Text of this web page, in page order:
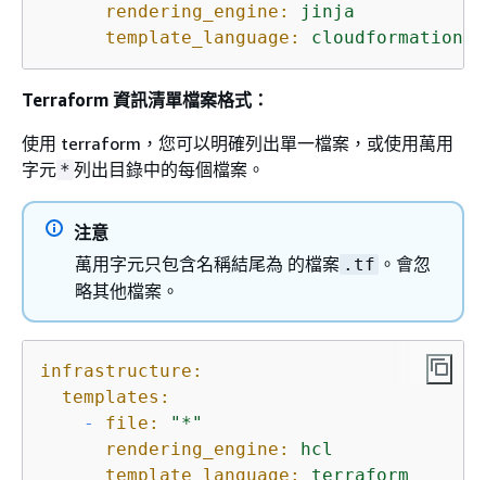
rendering_engine:
jinja
template_language:
cloudformation
Terraform 資訊清單檔案格式：
使用 terraform，您可以明確列出單一檔案，或使用萬用
字元 * 列出目錄中的每個檔案。
注意
萬用字元只包含名稱結尾為 的檔案 .tf 。會忽
略其他檔案。
infrastructure:
templates:
-
file:
"*"
rendering_engine:
hcl
template_language:
terraform